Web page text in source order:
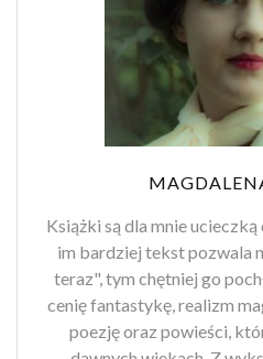
Książki są dla mnie
im bardziej tekst pozwala
teraz", tym chętniej go
cenię fantastykę, realizm
poezję oraz powieści,